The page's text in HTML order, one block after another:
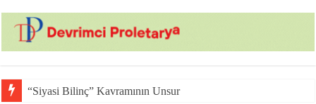
“Siyasi Bilinç” Kavramının Unsurları